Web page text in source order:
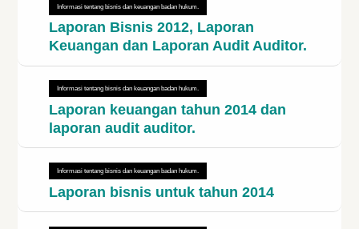
Informasi tentang bisnis dan keuangan badan hukum.
Laporan Bisnis 2012, Laporan
Keuangan dan Laporan Audit Auditor.
Informasi tentang bisnis dan keuangan badan hukum.
Laporan keuangan tahun 2014 dan
laporan audit auditor.
Informasi tentang bisnis dan keuangan badan hukum.
Laporan bisnis untuk tahun 2014